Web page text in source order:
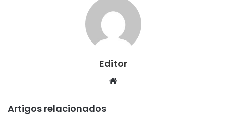
Editor
Website
Artigos relacionados